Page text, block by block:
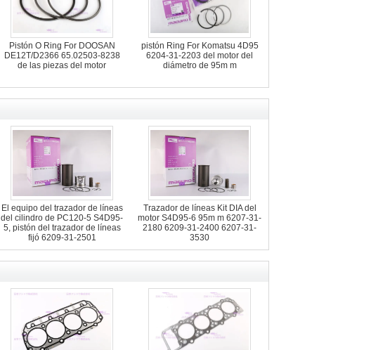
Pistón O Ring For DOOSAN
DE12T/D2366 65.02503-8238
de las piezas del motor
pistón Ring For Komatsu 4D95
6204-31-2203 del motor del
diámetro de 95m m
El equipo del trazador de líneas
del cilindro de PC120-5 S4D95-
5, pistón del trazador de líneas
fijó 6209-31-2501
Trazador de líneas Kit DIA del
motor S4D95-6 95m m 6207-31-
2180 6209-31-2400 6207-31-
3530